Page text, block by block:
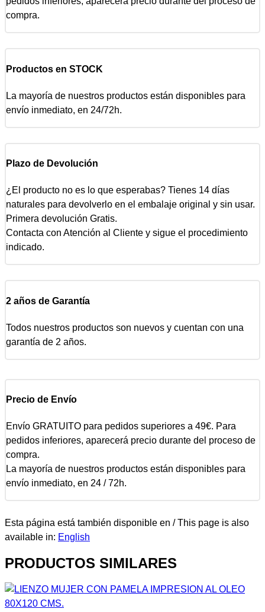
compra.
Productos en STOCK
La mayoría de nuestros productos están disponibles para
envío inmediato, en 24/72h.
Plazo de Devolución
¿El producto no es lo que esperabas? Tienes 14 días
naturales para devolverlo en el embalaje original y sin usar.
Primera devolución Gratis.
Contacta con Atención al Cliente y sigue el procedimiento
indicado.
2 años de Garantía
Todos nuestros productos son nuevos y cuentan con una
garantía de 2 años.
Precio de Envío
Envío GRATUITO para pedidos superiores a 49€. Para
pedidos inferiores, aparecerá precio durante del proceso de
compra.
La mayoría de nuestros productos están disponibles para
envío inmediato, en 24 / 72h.
Esta página está también disponible en / This page is also
available in: English
PRODUCTOS SIMILARES